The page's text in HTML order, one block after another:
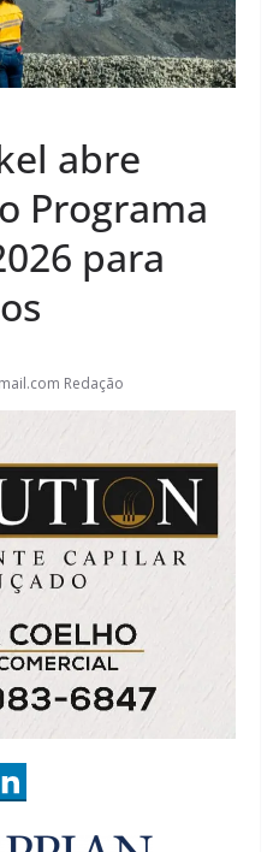
abre
Programa
para
Redação